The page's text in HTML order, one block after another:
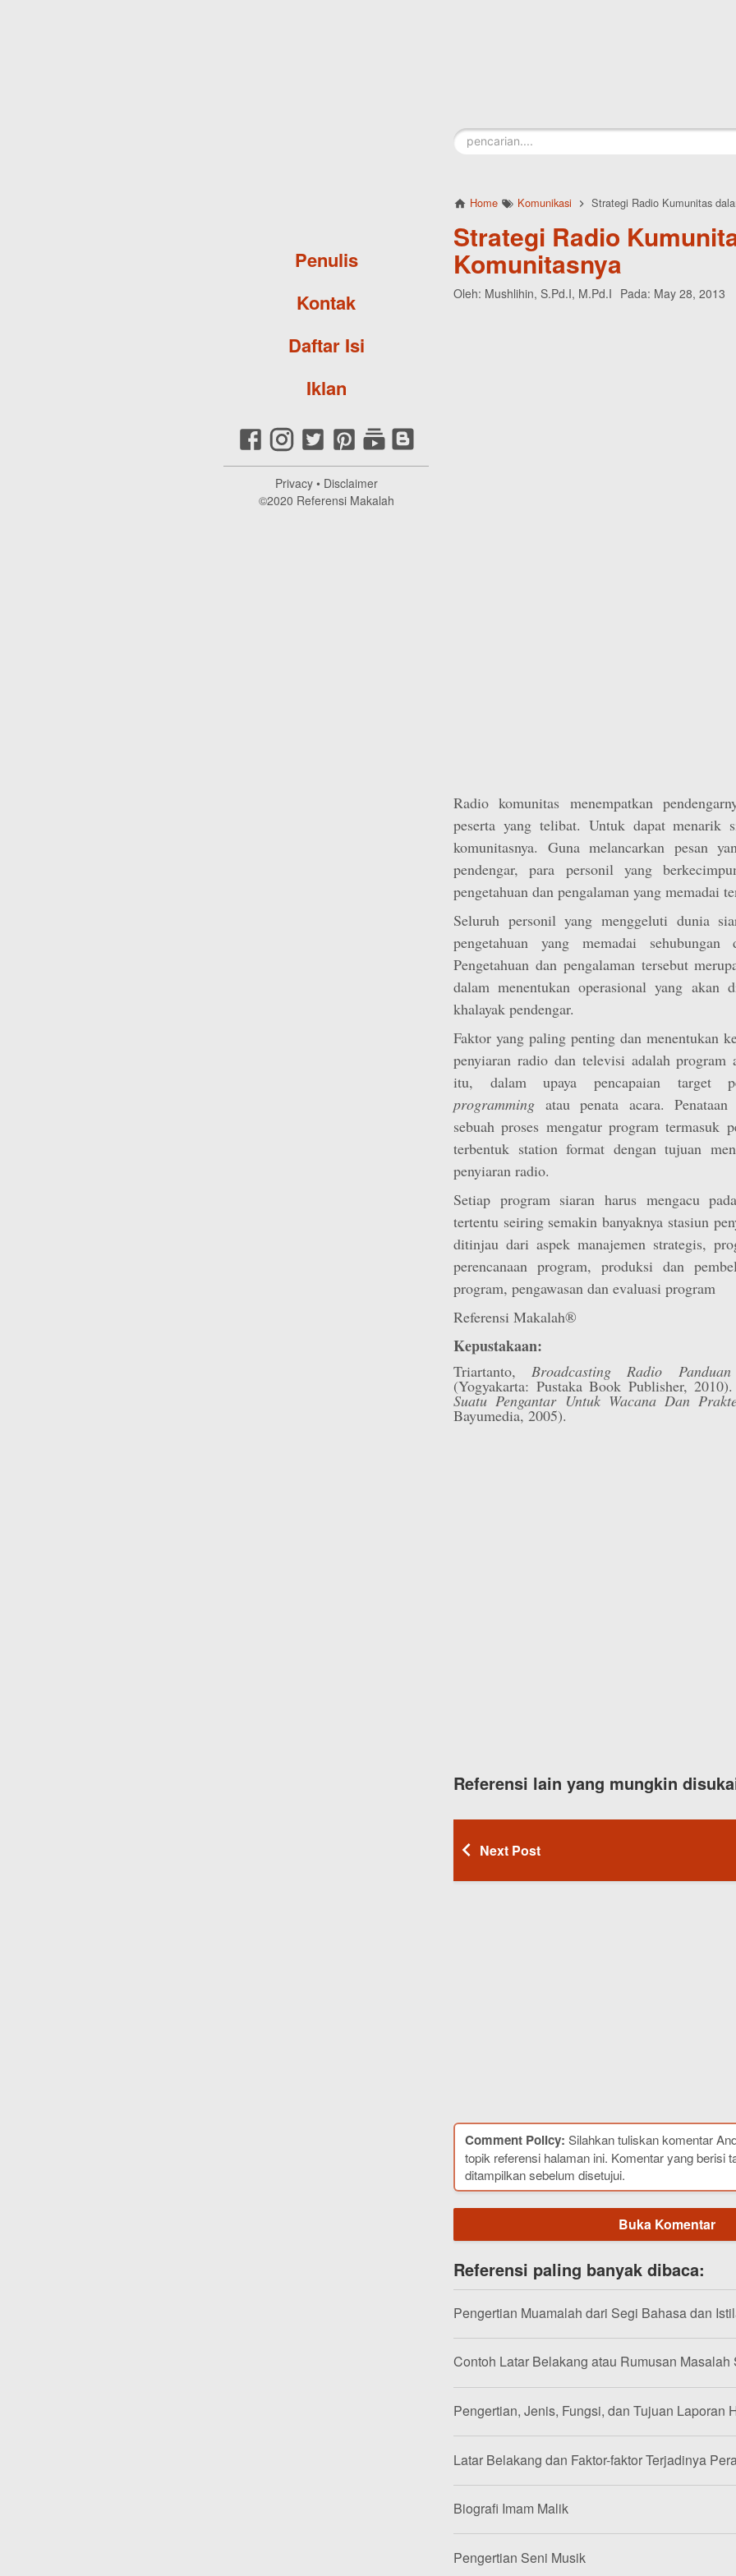
Penulis
Kontak
Daftar Isi
Iklan
Privacy• Disclaimer
©2020 Referensi Makalah
Home Komunikasi Strategi Radio Kumunitas
Strategi Radio
Komunitasnya
Oleh: Mushlihin, S.Pd.I, M.Pd.I Pada: May 28, 2013
Radio komunitas menempatkan
peserta yang telibat. Untuk dapat menarik
komunitasnya. Guna melancarkan pesan
pendengar, para personil yang
pengetahuan dan pengalaman yang memadai
Seluruh personil yang menggeluti dunia
pengetahuan yang memadai sehubungan
Pengetahuan dan pengalaman tersebut
dalam menentukan operasional yang akan
khalayak pendengar.
Faktor yang paling penting dan menentukan
penyiaran radio dan televisi adalah program
itu, dalam upaya pencapaian target
programming atau penata acara.
sebuah proses mengatur program termasuk
terbentuk station format dengan tujuan
penyiaran radio.
Setiap program siaran harus mengacu
tertentu seiring semakin banyaknya stasiun
ditinjau dari aspek manajemen strategis,
perencanaan program, produksi dan
program, pengawasan dan evaluasi program
Referensi Makalah®
Kepustakaan:
Triartanto, Broadcasting Radio
(Yogyakarta: Pustaka Book Publisher,
Suatu Pengantar Untuk Wacana Dan
Bayumedia, 2005).
Referensi lain yang mungkin
Next Post
Comment Policy: Silahkan tuliskan komentar
topik referensi halaman ini. Komentar yang berisi
ditampilkan sebelum disetujui.
Buka Komentar
Referensi paling banyak dibaca:
Pengertian Muamalah dari Segi Bahasa dan
Contoh Latar Belakang atau Rumusan Masalah
Pengertian, Jenis, Fungsi, dan Tujuan Laporan
Latar Belakang dan Faktor-faktor Terjadinya
Biografi Imam Malik
Pengertian Seni Musik